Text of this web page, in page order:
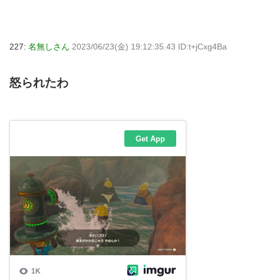
227: 名無しさん 2023/06/23(金) 19:12:35.43 ID:t+jCxg4Ba
怒られたわ